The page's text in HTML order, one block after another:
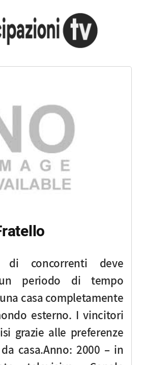
di concorrenti deve
periodo di tempo
casa completamente
esterno. I vincitori
grazie alle preferenze
casa.Anno: 2000 – in